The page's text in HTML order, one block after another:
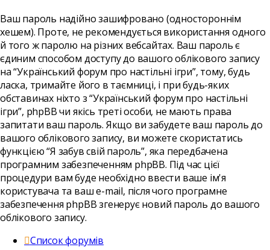
Ваш пароль надійно зашифровано (одностороннім
хешем). Проте, не рекомендується використання одного
й того ж паролю на різних вебсайтах. Ваш пароль є
єдиним способом доступу до вашого облікового запису
на “Український форум про настільні ігри”, тому, будь
ласка, тримайте його в таємниці, і при будь-яких
обставинах ніхто з “Український форум про настільні
ігри”, phpBB чи якісь треті особи, не мають права
запитати ваш пароль. Якщо ви забудете ваш пароль до
вашого облікового запису, ви можете скористатись
функцією “Я забув свій пароль”, яка передбачена
програмним забезпеченням phpBB. Під час цієї
процедури вам буде необхідно ввести ваше ім'я
користувача та ваш e-mail, після чого програмне
забезпечення phpBB згенерує новий пароль до вашого
облікового запису.
Список форумів